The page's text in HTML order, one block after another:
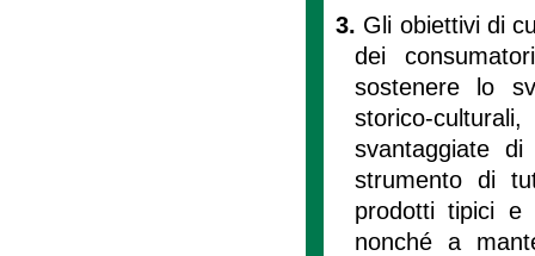
3. Gli obiettivi di
dei
sostenere lo
storico-
svantaggiate
strumento di
prodotti tipici e
nonché a